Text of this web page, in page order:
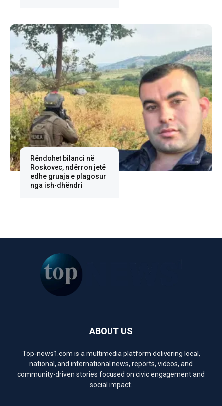
Rëndohet bilanci në
Roskovec, ndërron jetë
edhe gruaja e plagosur
nga ish-dhëndri
ABOUT US
Top-news1.com is a multimedia platform delivering local,
national, and international news, reports, videos, and
community-driven stories focused on civic engagement and
social impact.